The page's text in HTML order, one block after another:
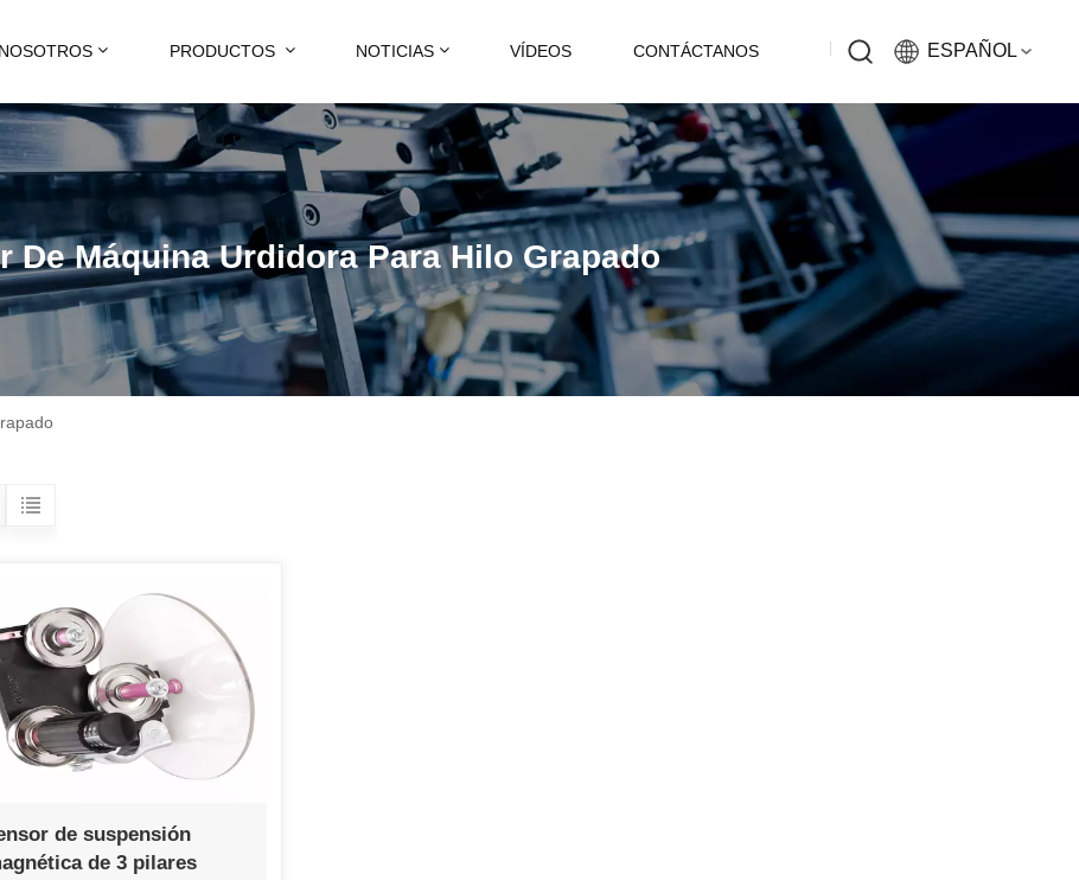
PRODUCTOS NOTICIAS VÍDEOS CONTÁCTANOS ESPAÑOL
English
Русский
Español
中文
De Máquina Urdidora Para Hilo Grapado
de suspensión
de 3 pilares